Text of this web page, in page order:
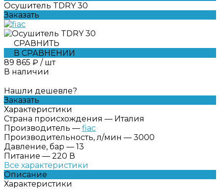
Осушитель TDRY 30
Заказать
СРАВНИТЬ
В СРАВНЕНИИ
89 865 ₽ / шт
В наличии
Нашли дешевле?
Заказать
Характеристики
Страна происхождения — Италия
Производитель — fiac
Производительность, л/мин — 3000
Давление, бар — 13
Питание — 220 В
Все характеристики
Описание
Характеристики